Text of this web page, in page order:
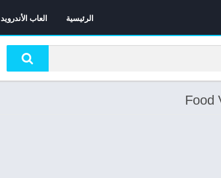
الرئيسية العاب الأندرويد